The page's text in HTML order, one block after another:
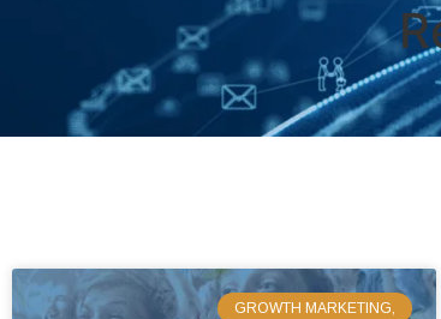
GROWTH MARKETING,